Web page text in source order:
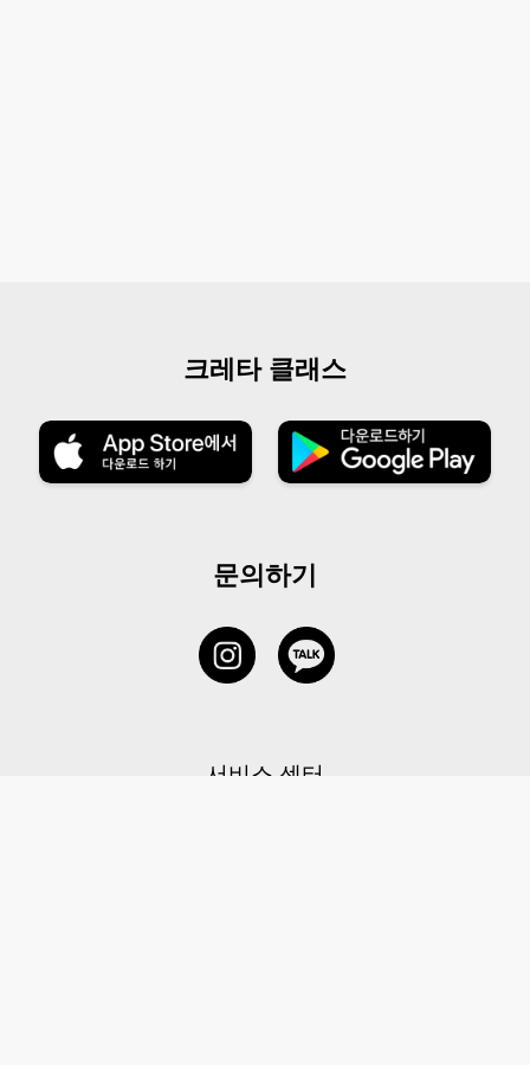
크레타 클래스
문의하기
서비스 센터